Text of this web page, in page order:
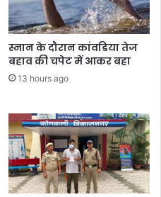
स्नान के दौरान कांवडिया तेज
बहाव की चपेट में आकर बहा
13 hours ago